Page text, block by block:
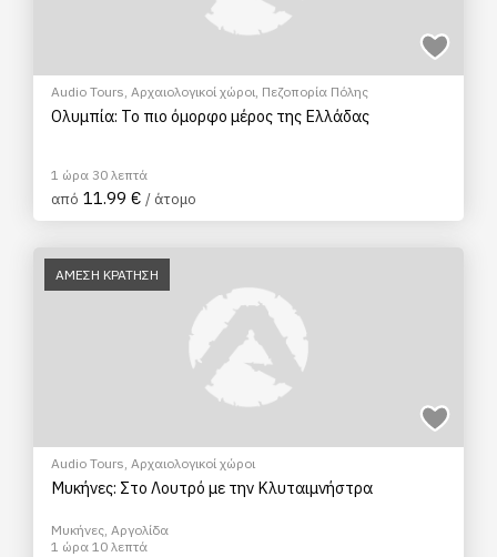
Audio Tours, Αρχαιολογικοί χώροι, Πεζοπορία Πόλης
Ολυμπία: Το πιο όμορφο μέρος της Ελλάδας
1 ώρα 30 λεπτά
από 11.99 € / άτομο
ΑΜΕΣΗ ΚΡΑΤΗΣΗ
Audio Tours, Αρχαιολογικοί χώροι
Μυκήνες: Στο Λουτρό με την Κλυταιμνήστρα
Μυκήνες, Αργολίδα
1 ώρα 10 λεπτά